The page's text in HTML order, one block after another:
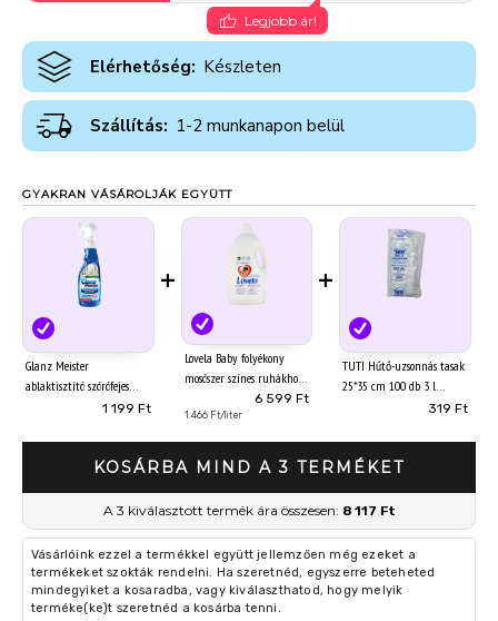
Legjobb ár!
Elérhetőség: Készleten
Szállítás: 1-2 munkanapon belül
GYAKRAN VÁSÁROLJÁK EGYÜTT
Glanz Meister
ablaktisztító szórófejes
1000 ml Univerzális1 199 Ft
+
Lovela Baby folyékony
mosószer színes ruhákhoz
6 599 Ft
1 466 Ft/liter
+
TUTI Hűtő-uzsonnás tasak
25*35 cm 100 db 3 l
319 Ft
KOSÁRBA MIND A 3 TERMÉKET
A 3 kiválasztott termék ára összesen: 8 117 Ft
Vásárlóink ezzel a termékkel együtt jellemzően még ezeket a
termékeket szokták rendelni. Ha szeretnéd, egyszerre beteheted
mindegyiket a kosaradba, vagy kiválaszthatod, hogy melyik
terméke(ke)t szeretnéd a kosárba tenni.